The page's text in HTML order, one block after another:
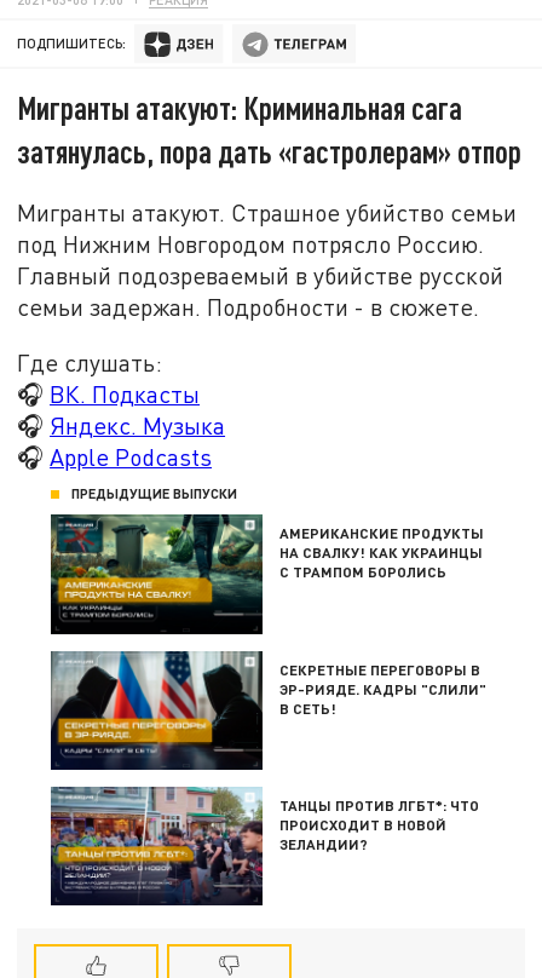
ПОДПИШИТЕСЬ:
Мигранты атакуют: Криминальная сага
затянулась, пора дать «гастролерам» отпор
Мигранты атакуют. Страшное убийство семьи
под Нижним Новгородом потрясло Россию.
Главный подозреваемый в убийстве русской
семьи задержан. Подробности - в сюжете.
Где слушать:
🎧 ВК. Подкасты
🎧 Яндекс. Музыка
🎧 Apple Podcasts
ПРЕДЫДУЩИЕ ВЫПУСКИ
АМЕРИКАНСКИЕ ПРОДУКТЫ
НА СВАЛКУ! КАК УКРАИНЦЫ
С ТРАМПОМ БОРОЛИСЬ
СЕКРЕТНЫЕ ПЕРЕГОВОРЫ В
ЭР-РИЯДЕ. КАДРЫ "СЛИЛИ"
В СЕТЬ!
ТАНЦЫ ПРОТИВ ЛГБТ*: ЧТО
ПРОИСХОДИТ В НОВОЙ
ЗЕЛАНДИИ?